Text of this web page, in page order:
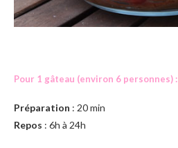
Pour 1 gâteau (environ 6 personnes) :
Préparation : 20 min
Repos : 6h à 24h